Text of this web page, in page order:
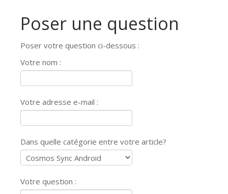
Poser une question
Poser votre question ci-dessous :
Votre nom :
Votre adresse e-mail :
Dans quelle catégorie entre votre article?
Votre question :